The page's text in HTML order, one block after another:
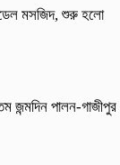
মসজিদ, শুরু হলো
জন্মদিন পালন-গাজীপুর